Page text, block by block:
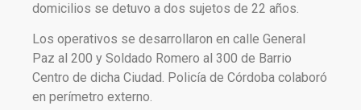
domicilios se detuvo a dos sujetos de 22 años.
Los operativos se desarrollaron en calle General
Paz al 200 y Soldado Romero al 300 de Barrio
Centro de dicha Ciudad. Policía de Córdoba colaboró
en perímetro externo.